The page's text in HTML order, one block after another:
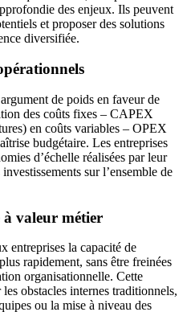
des enjeux. Ils peuvent
et proposer des solutions
diversifiée.
de poids en faveur de
des coûts fixes – CAPEX
en coûts variables – OPEX
budgétaire. Les entreprises
d’échelle réalisées par leur
sur l’ensemble de
valeur métier
entreprises la capacité de
rapidement, sans être freinées
organisationnelle. Cette
obstacles internes traditionnels,
ou la mise à niveau des